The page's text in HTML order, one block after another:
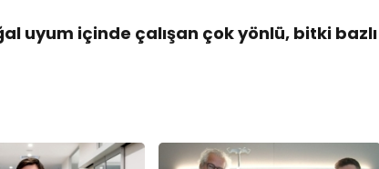
uyum içinde çalışan çok yönlü, bitki bazlı